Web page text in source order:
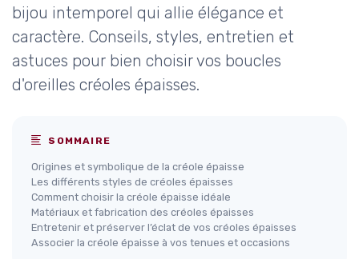
bijou intemporel qui allie élégance et
caractère. Conseils, styles, entretien et
astuces pour bien choisir vos boucles
d'oreilles créoles épaisses.
SOMMAIRE
Origines et symbolique de la créole épaisse
Les différents styles de créoles épaisses
Comment choisir la créole épaisse idéale
Matériaux et fabrication des créoles épaisses
Entretenir et préserver l’éclat de vos créoles épaisses
Associer la créole épaisse à vos tenues et occasions